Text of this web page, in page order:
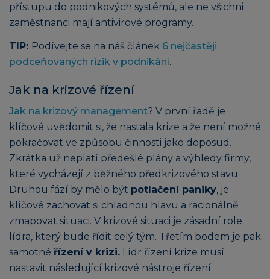
přístupu do podnikových systémů, ale ne všichni
zaměstnanci mají antivirové programy.
TIP: Podívejte se na náš článek 6 nejčastěji
podceňovaných rizik v podnikání.
Jak na krizové řízení
Jak na krizový management? V první řadě je
klíčové uvědomit si, že nastala krize a že není možné
pokračovat ve způsobu činnosti jako doposud.
Zkrátka už neplatí předešlé plány a výhledy firmy,
které vycházejí z běžného předkrizového stavu.
Druhou fází by mělo být potlačení paniky, je
klíčové zachovat si chladnou hlavu a racionálně
zmapovat situaci. V krizové situaci je zásadní role
lídra, který bude řídit celý tým. Třetím bodem je pak
samotné řízení v krizi. Lídr řízení krize musí
nastavit následující krizové nástroje řízení: